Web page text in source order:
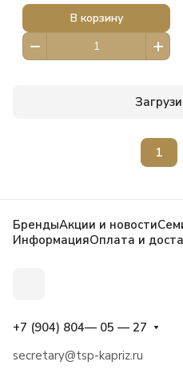
В корзину
1
БрендыАкции и новости
ИнформацияОплата и
+7 (904) 804— 05 — 27
secretary@tsp-kapriz.ru